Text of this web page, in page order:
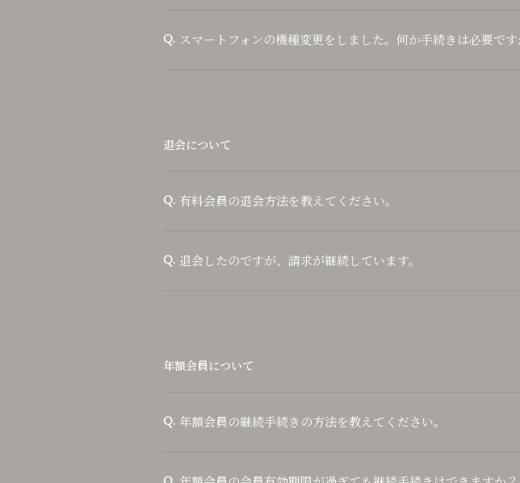
Q. スマートフォンの機種変更をしました。何か手続きは必要で
退会について
Q. 有料会員の退会方法を教えてください。
Q. 退会したのですが、請求が継続しています。
年額会員について
Q. 年額会員の継続手続きの方法を教えてください。